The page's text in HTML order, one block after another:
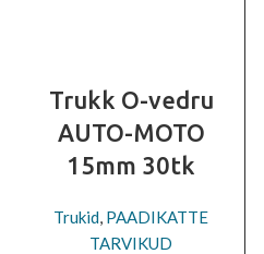
Trukk O-vedru
AUTO-MOTO
15mm 30tk
Trukid, PAADIKATTE
TARVIKUD